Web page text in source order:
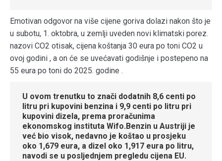
Emotivan odgovor na više cijene goriva dolazi nakon što je
u subotu, 1. oktobra, u zemlji uveden novi klimatski porez.
nazovi CO2 otisak, cijena koštanja 30 eura po toni CO2 u
ovoj godini , a on će se uvećavati godišnje i postepeno na
55 eura po toni do 2025. godine .
U ovom trenutku to znači dodatnih 8,6 centi po
litru pri kupovini benzina i 9,9 centi po litru pri
kupovini dizela, prema proračunima
ekonomskog instituta Wifo.Benzin u Austriji je
već bio visok, nedavno je koštao u prosjeku
oko 1,679 eura, a dizel oko 1,917 eura po litru,
navodi se u posljednjem pregledu cijena EU.